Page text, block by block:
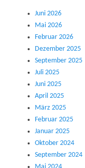
Juni 2026
Mai 2026
Februar 2026
Dezember 2025
September 2025
Juli 2025
Juni 2025
April 2025
März 2025
Februar 2025
Januar 2025
Oktober 2024
September 2024